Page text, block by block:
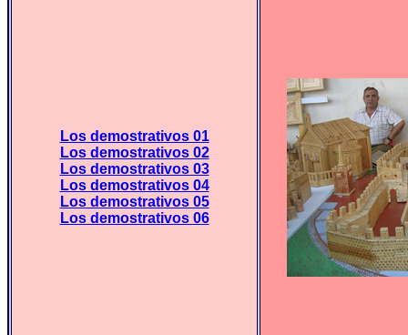
Los demostrativos 01
Los demostrativos 02
Los demostrativos 03
Los demostrativos 04
Los demostrativos 05
Los demostrativos 06